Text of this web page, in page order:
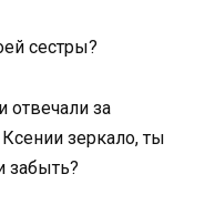
сестры?
отвечали за
зеркало, ты
забыть?